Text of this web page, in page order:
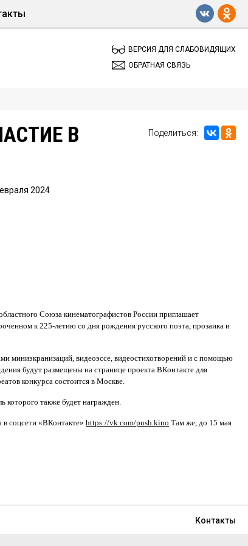
ВЕРСИЯ ДЛЯ СЛАБОВИДЯЩИХ
ОБРАТНАЯ СВЯЗЬ
Поделиться:
В
2024
Союза кинематографистов России приглашает
к 225-летию со дня рождения русского поэта, прозаика и
миниэкранизаций, видеоэссе, видеостихотворений и с помощью
будут размещены на странице проекта ВКонтакте для
конкурса состоится в Москве.
которого также будет награжден.
в соцсети «ВКонтакте» https://vk.com/push.kino Там же, до 15 мая
Контакты